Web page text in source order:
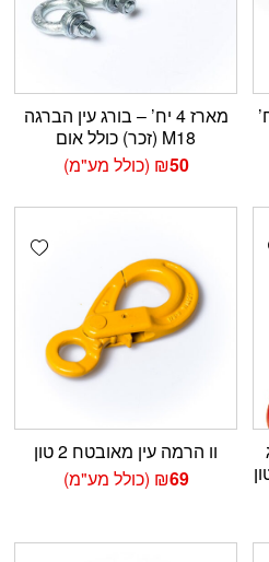
מארז 4 יח’ – בורג עין הברגה
M18 (זכר) כולל אום
₪50 (כולל מע"מ)
Add
וו הרמה עין מאובטח 2 טון
₪69 (כולל מע"מ)